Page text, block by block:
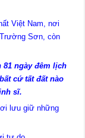
Việt Nam, nơi
Sơn, còn
81 ngày đêm lịch
cứ tất đất nào
sĩ.
lưu giữ những